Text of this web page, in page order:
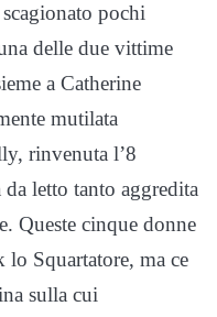
pochi
delle due vittime
a Catherine
mutilata
rinvenuta l’8
letto tanto aggredita
Queste cinque donne
lo Squartatore, ma ce
sulla cui